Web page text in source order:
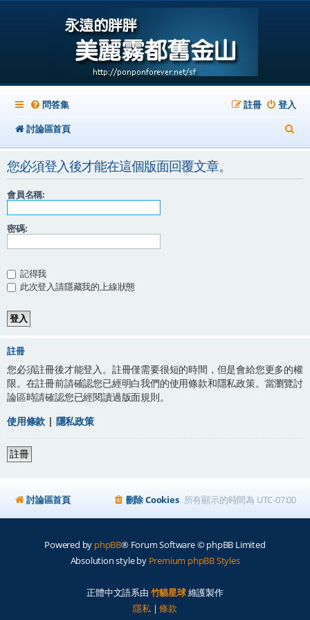
問答集 登入
註冊
討論區首頁
尋
您必須登入後才能在這個版面回覆文章。
會員名稱:
密碼:
記得我
此次登入請隱藏我的上線狀態
註冊
您必須註冊後才能登入。註冊僅需要很短的時間，但是會給您更多的權
限。在註冊前請確認您已經明白我們的使用條款和隱私政策。當瀏覽討
論區時請確認您已經閱讀過版面規則。
使用條款 | 隱私政策
註冊
討論區首頁 所有顯示的時間為 UTC-07:00
刪除 Cookies
Powered by phpBB® Forum Software © phpBB Limited
Absolution style by Premium phpBB Styles
正體中文語系由 竹貓星球維護製作
隱私 |條款